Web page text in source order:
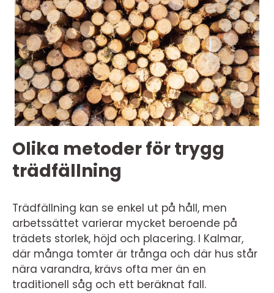
Olika metoder för trygg
trädfällning
Trädfällning kan se enkel ut på håll, men
arbetssättet varierar mycket beroende på
trädets storlek, höjd och placering. I Kalmar,
där många tomter är trånga och där hus står
nära varandra, krävs ofta mer än en
traditionell såg och ett beräknat fall.